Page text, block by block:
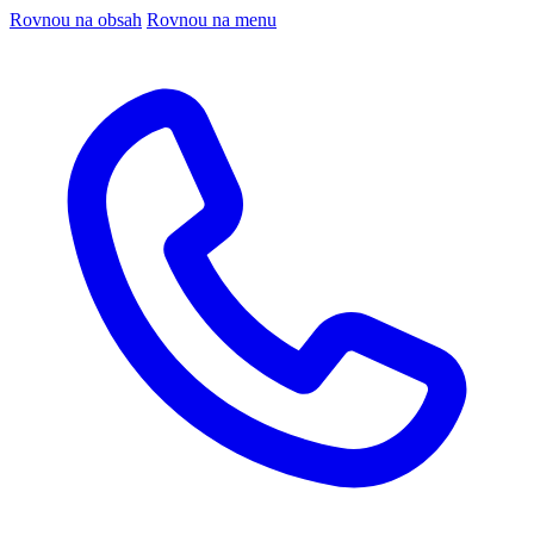
Rovnou na obsah Rovnou na menu